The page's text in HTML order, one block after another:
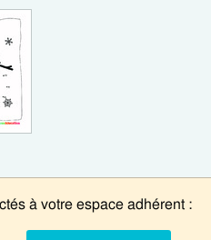
à votre espace adhérent :